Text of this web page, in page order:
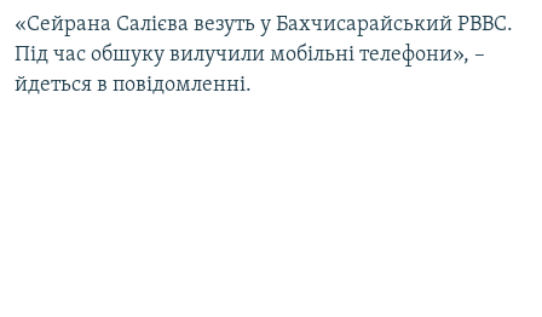
ВІДЕОУРОКИ «ELIFBE»
СВІДЧЕННЯ ОКУПАЦІЇ
Русский
Qırımtatar
«Сейрана Салієва везуть у Бахчисарайський РВВС.
Під час обшуку вилучили мобільні телефони», –
йдеться в повідомленні.